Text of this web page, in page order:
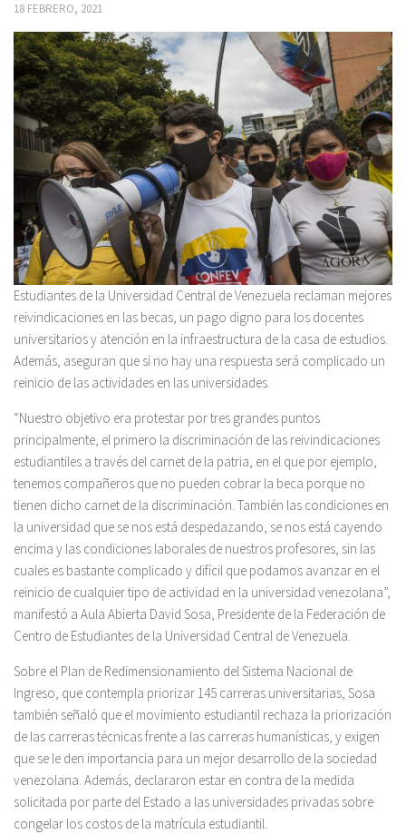
18 FEBRERO, 2021
Estudiantes de la Universidad Central de Venezuela reclaman mejores
reivindicaciones en las becas, un pago digno para los docentes
universitarios y atención en la infraestructura de la casa de estudios.
Además, aseguran que si no hay una respuesta será complicado un
reinicio de las actividades en las universidades.
“Nuestro objetivo era protestar por tres grandes puntos
principalmente, el primero la discriminación de las reivindicaciones
estudiantiles a través del carnet de la patria, en el que por ejemplo,
tenemos compañeros que no pueden cobrar la beca porque no
tienen dicho carnet de la discriminación. También las condiciones en
la universidad que se nos está despedazando, se nos está cayendo
encima y las condiciones laborales de nuestros profesores, sin las
cuales es bastante complicado y difícil que podamos avanzar en el
reinicio de cualquier tipo de actividad en la universidad venezolana”,
manifestó a Aula Abierta David Sosa, Presidente de la Federación de
Centro de Estudiantes de la Universidad Central de Venezuela.
Sobre el Plan de Redimensionamiento del Sistema Nacional de
Ingreso, que contempla priorizar 145 carreras universitarias, Sosa
también señaló que el movimiento estudiantil rechaza la priorización
de las carreras técnicas frente a las carreras humanísticas, y exigen
que se le den importancia para un mejor desarrollo de la sociedad
venezolana. Además, declararon estar en contra de la medida
solicitada por parte del Estado a las universidades privadas sobre
congelar los costos de la matrícula estudiantil.